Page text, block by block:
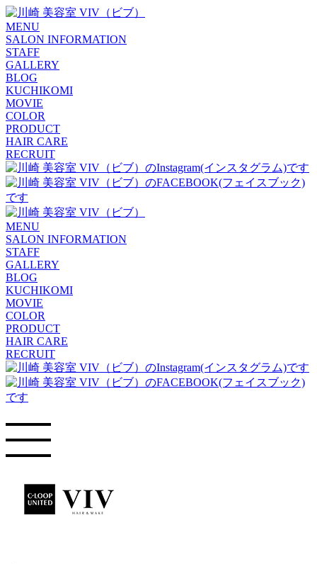
MENU
SALON INFORMATION
STAFF
GALLERY
BLOG
KUCHIKOMI
MOVIE
COLOR
PRODUCT
HAIR CARE
RECRUIT
MENU
SALON INFORMATION
STAFF
GALLERY
BLOG
KUCHIKOMI
MOVIE
COLOR
PRODUCT
HAIR CARE
RECRUIT